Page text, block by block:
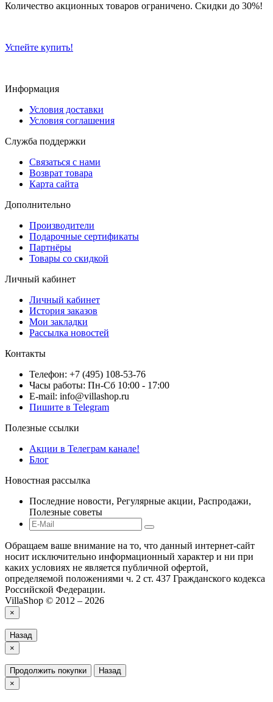
Количество акционных товаров ограничено. Скидки до 30%!
Успейте купить!
Информация
Условия доставки
Условия соглашения
Служба поддержки
Связаться с нами
Возврат товара
Карта сайта
Дополнительно
Производители
Подарочные сертификаты
Партнёры
Товары со скидкой
Личный кабинет
Личный кабинет
История заказов
Мои закладки
Рассылка новостей
Контакты
Телефон: +7 (495) 108-53-76
Часы работы: Пн-Сб 10:00 - 17:00
E-mail: info@villashop.ru
Пишите в Telegram
Полезные ссылки
Акции в Телеграм канале!
Блог
Новостная рассылка
Последние новости, Регулярные акции, Распродажи,
Полезные советы
Обращаем ваше внимание на то, что данный интернет-сайт
носит исключительно информационный характер и ни при
каких условиях не является публичной офертой,
определяемой положениями ч. 2 ст. 437 Гражданского кодекса
Российской Федерации.
VillaShop © 2012 – 2026
×
Назад
×
Продолжить покупки
Назад
×